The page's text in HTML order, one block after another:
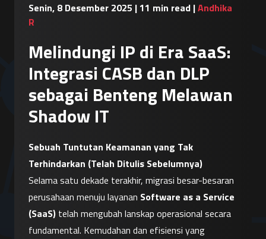
Senin, 8 Desember 2025 | 11 min read |Andhika
R
Melindungi IP di Era SaaS:
Integrasi CASB dan DLP
sebagai Benteng Melawan
Shadow IT
Sebuah Tuntutan Keamanan yang Tak
Terhindarkan (Telah Ditulis Sebelumnya)
Selama satu dekade terakhir, migrasi besar-besaran
perusahaan menuju layanan Software as a Service
(SaaS) telah mengubah lanskap operasional secara
fundamental. Kemudahan dan efisiensi yang